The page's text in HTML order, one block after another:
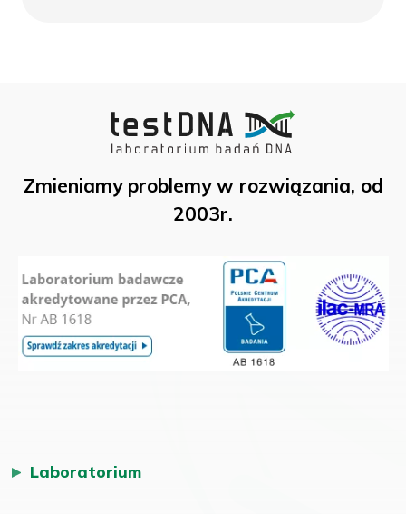
Zmieniamy problemy w rozwiązania, od
2003r.
Laboratorium